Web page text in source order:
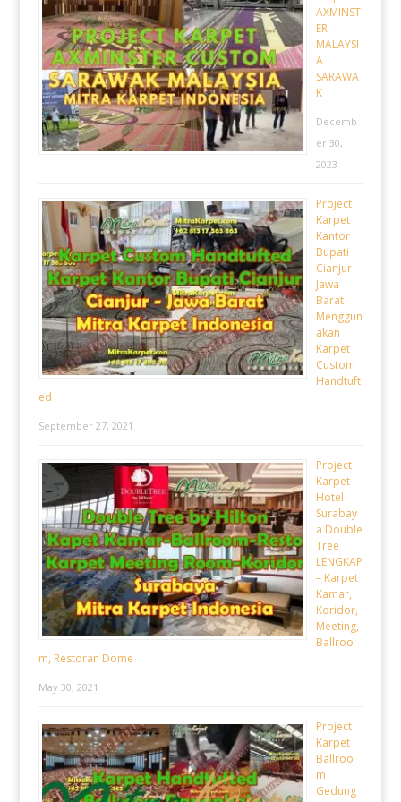
AXMINST
ER
MALAYSI
A
SARAWA
K
Decemb
er 30,
2023
Project
Karpet
Kantor
Bupati
Cianjur
Jawa
Barat
Menggun
akan
Karpet
Custom
Handtuft
ed
September 27, 2021
Project
Karpet
Hotel
Surabay
a Double
Tree
LENGKAP
– Karpet
Kamar,
Koridor,
Meeting,
Ballroo
m, Restoran Dome
May 30, 2021
Project
Karpet
Ballroo
m
Gedung